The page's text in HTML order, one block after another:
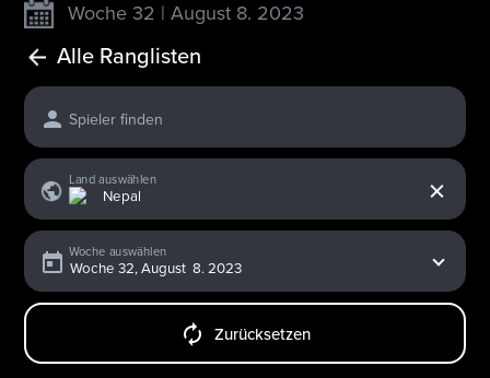
Woche 32 | August 8. 2023
Alle Ranglisten
Spieler finden
Land auswählen
Woche auswählen
Zurücksetzen